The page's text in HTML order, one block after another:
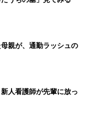
親が、通勤ラッシュの
新人看護師が先輩に放っ